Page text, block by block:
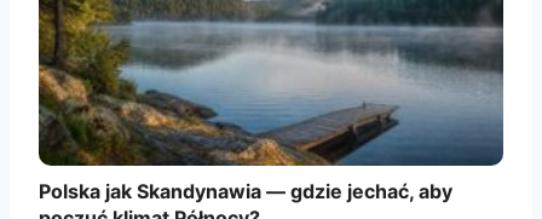
Polska jak Skandynawia — gdzie jechać, aby